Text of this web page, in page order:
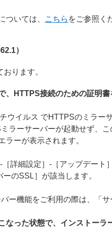
ついては、 こちら をご参照く
）
ります。
、HTTPS接続のための証明
ウイルス でHTTPSのミラー
ラーサーバーが起動せず、
ラーが表示されます。
［詳細設定］-［アップデー
ーのSSL］が該当します。
ー機能をご利用の際は、「
なった状態で、インストー